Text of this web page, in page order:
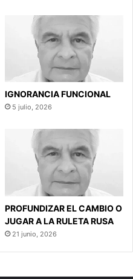
IGNORANCIA FUNCIONAL
5 julio, 2026
PROFUNDIZAR EL CAMBIO O
JUGAR A LA RULETA RUSA
21 junio, 2026